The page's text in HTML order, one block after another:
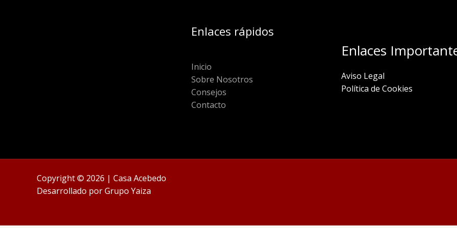
Enlaces rápidos
Inicio
Sobre Nosotros
Consejos
Contacto
Enlaces
Aviso Legal
Política de Cookies
Copyright © 2026 | Casa Acebedo
Desarrollado porGrupo Yaiza